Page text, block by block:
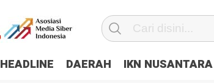
HEADLINE DAERAH IKN NUSANTARA